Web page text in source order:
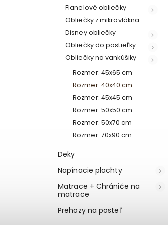
Flanelové obliečky
Obliečky z mikrovlákna
Disney obliečky
Obliečky do postieľky
Obliečky na vankúšiky
Rozmer: 45x65 cm
Rozmer: 40x40 cm
Rozmer: 45x45 cm
Rozmer: 50x50 cm
Rozmer: 50x70 cm
Rozmer: 70x90 cm
Deky
Napínacie plachty
Matrace + Chrániče na
matrace
Prehozy na posteľ